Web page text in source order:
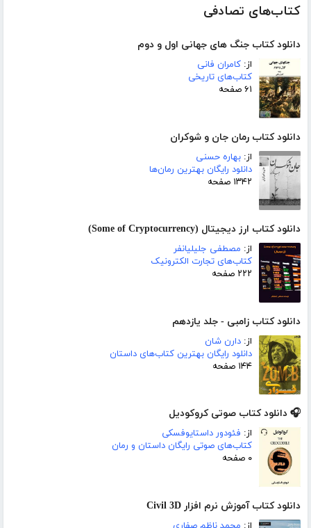
کتاب‌های تصادفی
دانلود کتاب جنگ های جهانی اول و دوم
از: کامران فانی
کتاب‌های تاریخی
۶۱ صفحه
دانلود کتاب رمان جان و شوکران
از: بهاره حسنی
دانلود رایگان بهترین رمان‌ها
۱۳۴۲ صفحه
دانلود کتاب ارز دیجیتال (Some of Cryptocurrency)
از: مصطفی جلیلیانفر
کتاب‌های تجارت الکترونیک
۲۲۲ صفحه
دانلود کتاب زامبی - جلد یازدهم
از: دارن شان
دانلود رایگان بهترین کتاب‌های داستان
۱۴۴ صفحه
🎧 دانلود کتاب صوتی کروکودیل
از: فئودور داستایوفسکی
کتاب‌های صوتی رایگان داستان و رمان
۰ صفحه
دانلود کتاب آموزش نرم افزار Civil 3D